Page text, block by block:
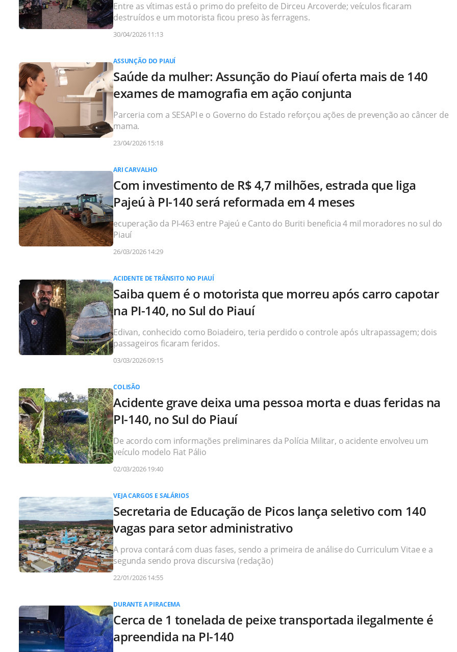
Entre as vítimas está o primo do prefeito de Dirceu Arcoverde; veículos ficaram
destruídos e um motorista ficou preso às ferragens.
30/04/2026 11:13
ASSUNÇÃO DO PIAUÍ
Saúde da mulher: Assunção do Piauí oferta mais de 140
exames de mamografia em ação conjunta
Parceria com a SESAPI e o Governo do Estado reforçou ações de prevenção ao câncer de
mama.
23/04/2026 15:18
ARI CARVALHO
Com investimento de R$ 4,7 milhões, estrada que liga
Pajeú à PI-140 será reformada em 4 meses
ecuperação da PI-463 entre Pajeú e Canto do Buriti beneficia 4 mil moradores no sul do
Piauí
26/03/2026 14:29
ACIDENTE DE TRÂNSITO NO PIAUÍ
Saiba quem é o motorista que morreu após carro capotar
na PI-140, no Sul do Piauí
Edivan, conhecido como Boiadeiro, teria perdido o controle após ultrapassagem; dois
passageiros ficaram feridos.
03/03/2026 09:15
COLISÃO
Acidente grave deixa uma pessoa morta e duas feridas na
PI-140, no Sul do Piauí
De acordo com informações preliminares da Polícia Militar, o acidente envolveu um
veículo modelo Fiat Pálio
02/03/2026 19:40
VEJA CARGOS E SALÁRIOS
Secretaria de Educação de Picos lança seletivo com 140
vagas para setor administrativo
A prova contará com duas fases, sendo a primeira de análise do Curriculum Vitae e a
segunda sendo prova discursiva (redação)
22/01/2026 14:55
DURANTE A PIRACEMA
Cerca de 1 tonelada de peixe transportada ilegalmente é
apreendida na PI-140